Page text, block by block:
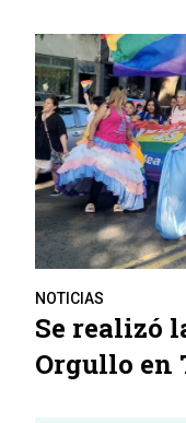
NOTICIAS
Se realizó
Orgullo en